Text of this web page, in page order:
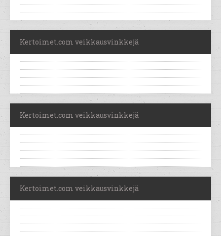
Kertoimet.com veikkausvinkkejä
Kertoimet.com veikkausvinkkejä
Kertoimet.com veikkausvinkkejä